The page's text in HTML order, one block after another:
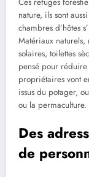
nature, ils sont
chambres d’hôtes
Matériaux
solaires, toilettes
pensé pour
propriétaires vont
issus du potager,
ou la permaculture.
Des
de